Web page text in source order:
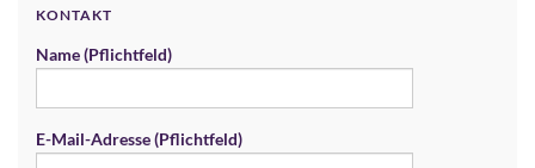
KONTAKT
Name (Pflichtfeld)
E-Mail-Adresse (Pflichtfeld)